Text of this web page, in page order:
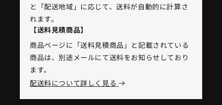
と「配送地域」に応じて、送料が自動的に計算さ
れます。
【送料見積商品】
商品ページに「送料見積商品」と記載されている
商品は、別途メールにて送料をお知らせしており
ます。
配送料について詳しく見る